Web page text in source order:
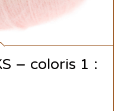
– coloris 1 :